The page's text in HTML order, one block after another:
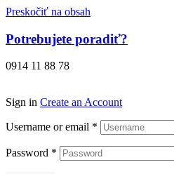
Preskočiť na obsah
Potrebujete poradiť?
0914 11 88 78
Sign in Create an Account
Username or email *
Password *